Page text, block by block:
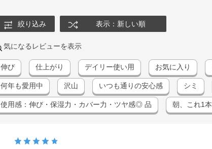
絞り込み 表示：新しい順
気になるレビューを表示
伸び 仕上がり デイリー使い用 お気に入り
何年も愛用中 沢山 いつも通りの安心感 シミ
使用感：伸び・保湿力・カバー力・ツヤ感◎ 品 朝、これ1本